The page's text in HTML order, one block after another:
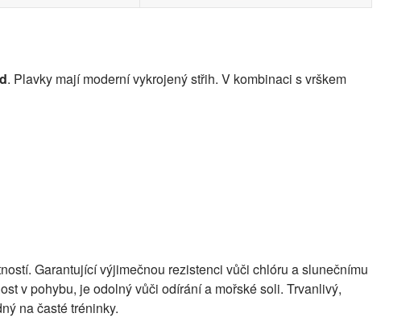
. Plavky mají moderní vykrojený střih. V kombinaci s vrškem
Garantující výjimečnou rezistenci vůči chlóru a slunečnímu
v pohybu, je odolný vůči odírání a mořské soli. Trvanlivý,
na časté tréninky.